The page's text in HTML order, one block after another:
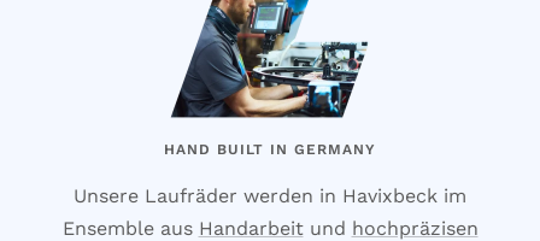
HAND BUILT IN GERMANY
Unsere Laufräder werden in Havixbeck im
Ensemble aus Handarbeitund hochpräzisen